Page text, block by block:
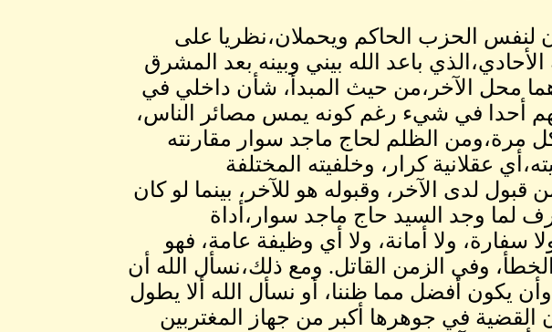
لنفس الحزب الحاكم ويحملان،نظريا على
الأحادي،الذي باعد الله بيني وبينه بعد المشرق
محل الآخر،من حيث المبدأ، شأن داخلي في
أحدا في شيء رغم كونه يمس مصائر الناس،
الظلم لحاج ماجد سوار مقارنته
عقلانية كرار، وخلفيته المختلفة
قبول لدى الآخر، وقبوله هو للآخر، بينما لو كان
لما وجد السيد حاج ماجد سوار،أداة
سفارة، ولا أمانة، ولا أي وظيفة عامة، فهو
وفي الزمن القاتل. ومع ذلك،نسأل الله أن
يكون أفضل مما ظننا، أو نسأل الله ألا يطول
القضية في جوهرها أكبر من جهاز المغتربين